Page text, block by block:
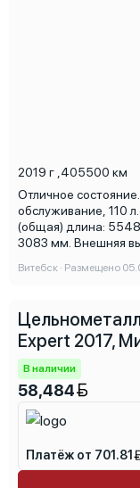
2019 г 405500 км
Отличное
обслуживание, 110
(общая) длина: 5548
3083 мм. Внешняя
объем: 10,8 м³
Витебск · Размещено
Expert 2017,
В наличии
58,484
Платёж от 701.81